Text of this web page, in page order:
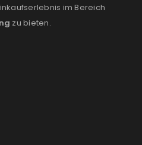
im Bereich
zu bieten.